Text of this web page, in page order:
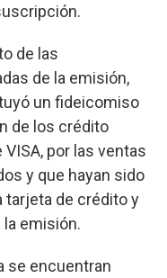
de las
de la emisión,
un fideicomiso
de los crédito
por las ventas
y que hayan sido
tarjeta de crédito y
emisión.
se encuentran